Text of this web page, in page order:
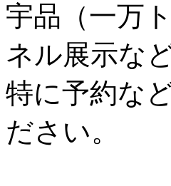
宇品（一万
ネル展示な
特に予約な
ださい。